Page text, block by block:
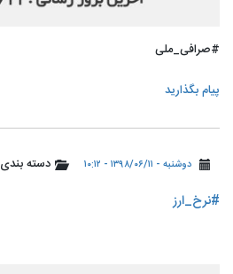
#صرافی_ملی
پیام بگذارید
دوشنبه - ۱۳۹۸/۰۶/۱۱ - ۱۰:۱۲ دسته بندی
#نرخ_ارز